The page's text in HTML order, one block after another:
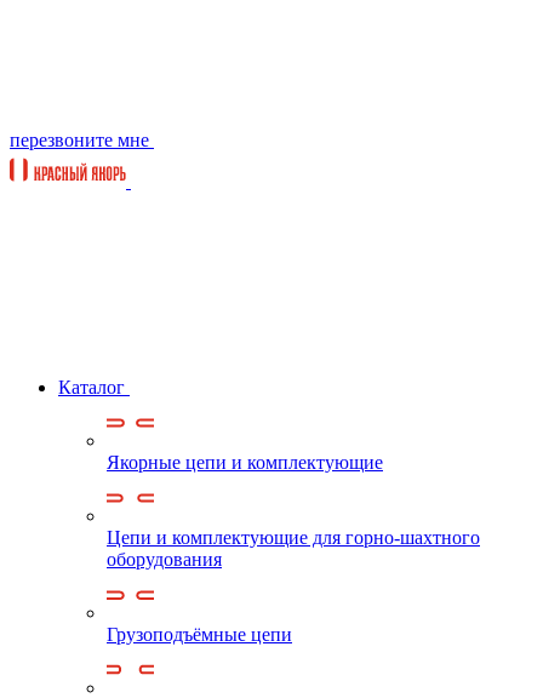
перезвоните мне
Каталог
Якорные цепи и комплектующие
Цепи и комплектующие для горно-шахтного
оборудования
Грузоподъёмные цепи